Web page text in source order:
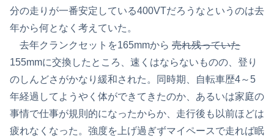
分の走りが一番安定している400VTだろうなというのは去
年から何となく考えていた。
去年クランクセットを165mmから 売れ残っていた
155mmに交換したところ、速くはならないものの、登り
のしんどさがかなり緩和された。同時期、自転車歴4～5
年経過してようやく体ができてきたのか、あるいは家庭の
事情で仕事が規則的になったからか、走行後も以前ほどは
疲れなくなった。強度を上げ過ぎずマイペースで走れば眠